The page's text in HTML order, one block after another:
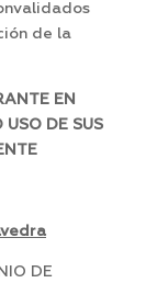
de la
EN
USO DE SUS
DE